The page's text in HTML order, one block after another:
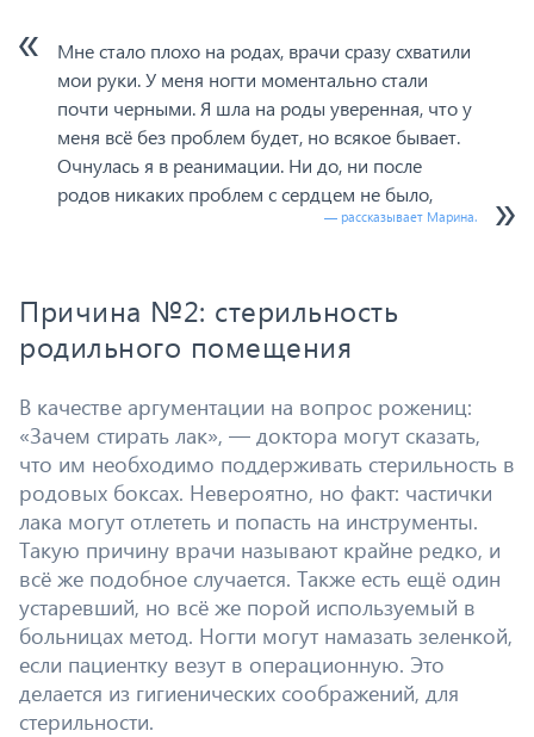
Мне стало плохо на родах, врачи сразу схватили
мои руки. У меня ногти моментально стали
почти черными. Я шла на роды уверенная, что у
меня всё без проблем будет, но всякое бывает.
Очнулась я в реанимации. Ни до, ни после
родов никаких проблем с сердцем не было,
— рассказывает Марина.
Причина №2: стерильность
родильного помещения
В качестве аргументации на вопрос рожениц:
«Зачем стирать лак», — доктора могут сказать,
что им необходимо поддерживать стерильность в
родовых боксах. Невероятно, но факт: частички
лака могут отлететь и попасть на инструменты.
Такую причину врачи называют крайне редко, и
всё же подобное случается. Также есть ещё один
устаревший, но всё же порой используемый в
больницах метод. Ногти могут намазать зеленкой,
если пациентку везут в операционную. Это
делается из гигиенических соображений, для
стерильности.